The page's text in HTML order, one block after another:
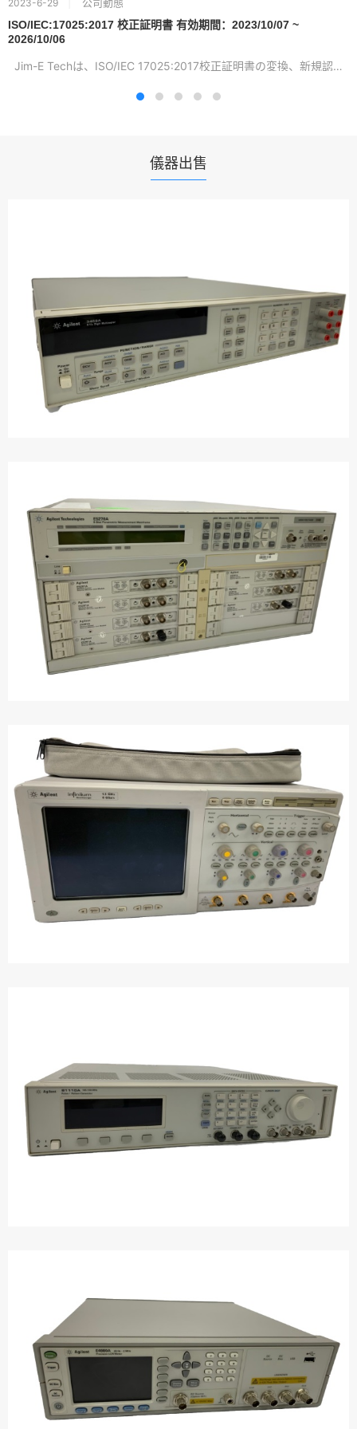
2023-6-29
ISO/IEC:17025:2017 校正証明書 有効期間：2023/10/07 ~
2026/10/06
Jim-E Techは、ISO/IEC 17025:2017校正証明書の変換、新規認証...
儀器出售